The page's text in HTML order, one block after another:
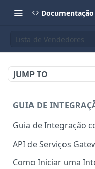
Lista de Vendedores
JUMP TO
GUIA DE
Guia de Integração
API de Serviços
Camada de
Como Iniciar uma